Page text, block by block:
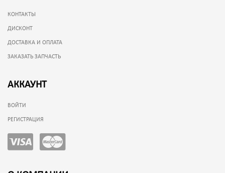
КОНТАКТЫ
ДИСКОНТ
ДОСТАВКА И ОПЛАТА
ЗАКАЗАТЬ ЗАПЧАСТЬ
АККАУНТ
ВОЙТИ
РЕГИСТРАЦИЯ